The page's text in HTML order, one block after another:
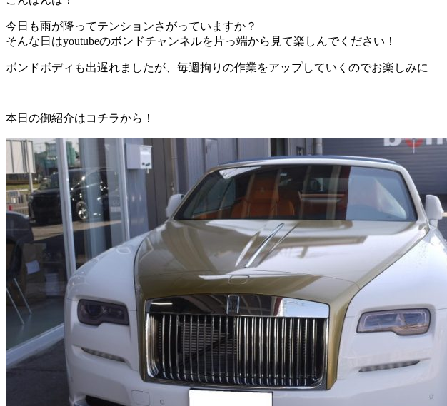
今日も雨が降ってテンションさがっていますか？
そんな日はyoutubeのボンドチャンネルを片っ端から見て楽しんでください！
ボンドボディも出遅れましたが、毎週拘りの作業をアップしていくのでお楽しみに
本日の御紹介はコチラから！